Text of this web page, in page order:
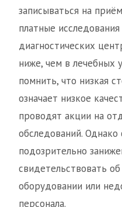
записываться на
платные
диагностических
ниже, чем в лечебных
помнить, что низкая
означает низкое
проводят акции на
обследований. Однако
подозрительно
свидетельствовать
оборудовании или
персонала.